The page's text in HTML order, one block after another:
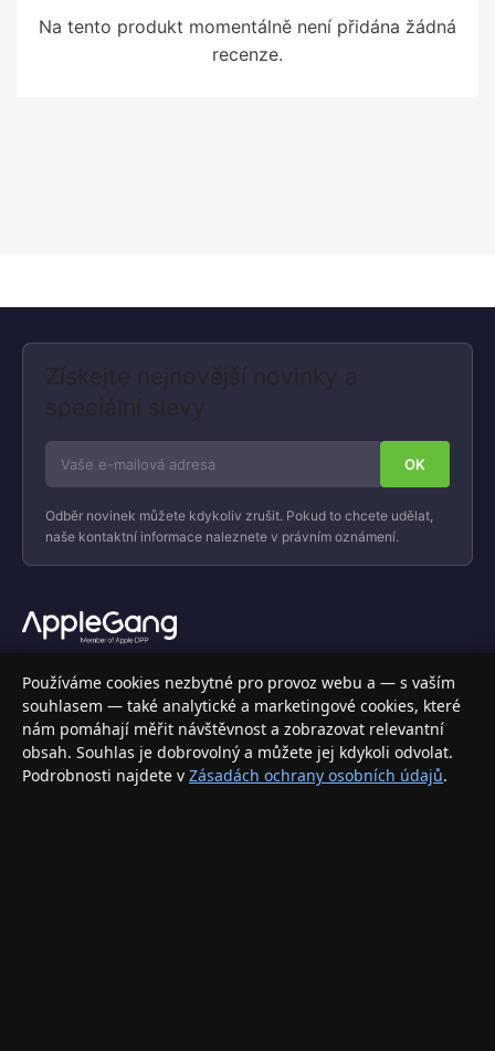
Na tento produkt momentálně není přidána žádná
recenze.
Získejte nejnovější novinky a
speciální slevy
Odběr novinek můžete kdykoliv zrušit. Pokud to chcete udělat,
naše kontaktní informace naleznete v právním oznámení.
Váš specializovaný obchod s Apple produkty, příslušenstvím a
elektronikou. Nakupujte bezpečně a s jistotou.
INFORMACE
Doprava a doručení
Používáme cookies nezbytné pro provoz webu a — s vaším
souhlasem — také analytické a marketingové cookies, které
nám pomáhají měřit návštěvnost a zobrazovat relevantní
obsah. Souhlas je dobrovolný a můžete jej kdykoli odvolat.
Podrobnosti najdete v Zásadách ochrany osobních údajů.